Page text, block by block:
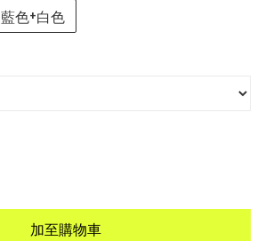
藍色+白色
加至購物車